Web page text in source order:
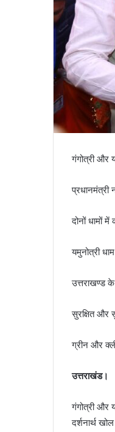
गंगोत्री और
प्रधानमंत्री
दोनों धामों
यमुनोत्री
उत्तराखण्ड
सुरक्षित और
ग्रीन और
उत्तराखंड।
गंगोत्री और
दर्शनार्थ